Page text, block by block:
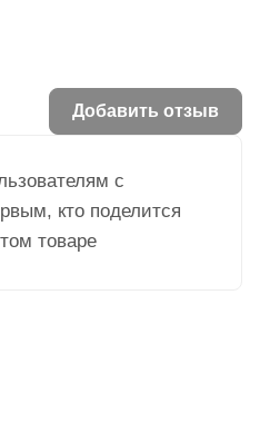
с
кто поделится
товаре
Добавить отзыв